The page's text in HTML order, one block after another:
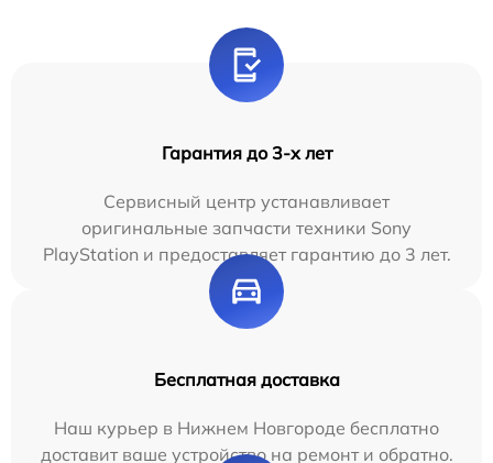
Гарантия до 3-х лет
Сервисный центр устанавливает
оригинальные запчасти техники Sony
PlayStation и предоставляет гарантию до 3 лет.
Бесплатная доставка
Наш курьер в Нижнем Новгороде бесплатно
доставит ваше устройство на ремонт и обратно.